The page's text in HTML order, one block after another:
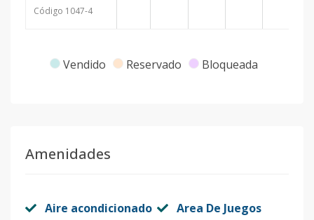
Código 1047-4
Vendido Reservado Bloqueada
Amenidades
Aire acondicionado
Area De Juegos